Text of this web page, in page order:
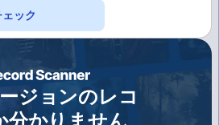
ック
ジョンのレコ